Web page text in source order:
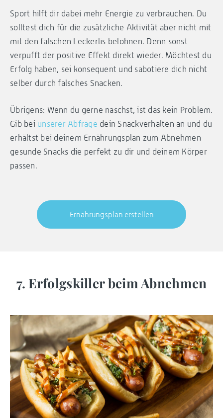
Sport hilft dir dabei mehr Energie zu verbrauchen. Du
solltest dich für die zusätzliche Aktivität aber nicht mit
mit den falschen Leckerlis belohnen. Denn sonst
verpufft der positive Effekt direkt wieder. Möchtest du
Erfolg haben, sei konsequent und sabotiere dich nicht
selber durch falsches Snacken.
Übrigens: Wenn du gerne naschst, ist das kein Problem.
Gib bei unserer Abfrage dein Snackverhalten an und du
erhältst bei deinem Ernährungsplan zum Abnehmen
gesunde Snacks die perfekt zu dir und deinem Körper
passen.
Ernährungsplan erstellen
7. Erfolgskiller beim Abnehmen